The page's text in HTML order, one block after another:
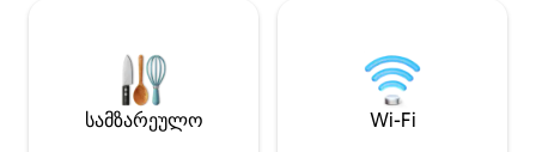
სამზარეულო Wi-Fi